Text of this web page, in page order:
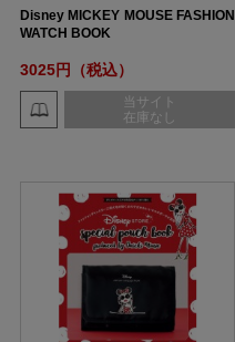
Disney MICKEY MOUSE FASHION
WATCH BOOK
3025円（税込）
当サイト
在庫なし